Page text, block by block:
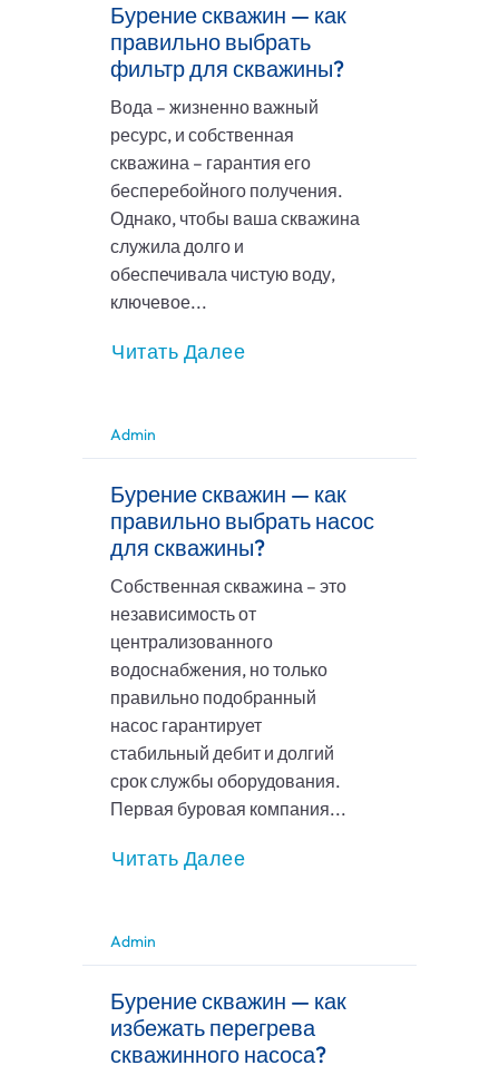
Бурение скважин — как
правильно выбрать
фильтр для скважины?
Вода – жизненно важный
ресурс, и собственная
скважина – гарантия его
бесперебойного получения.
Однако, чтобы ваша скважина
служила долго и
обеспечивала чистую воду,
ключевое...
Читать Далее
Admin
Бурение скважин — как
правильно выбрать насос
для скважины?
Собственная скважина – это
независимость от
централизованного
водоснабжения, но только
правильно подобранный
насос гарантирует
стабильный дебит и долгий
срок службы оборудования.
Первая буровая компания...
Читать Далее
Admin
Бурение скважин — как
избежать перегрева
скважинного насоса?